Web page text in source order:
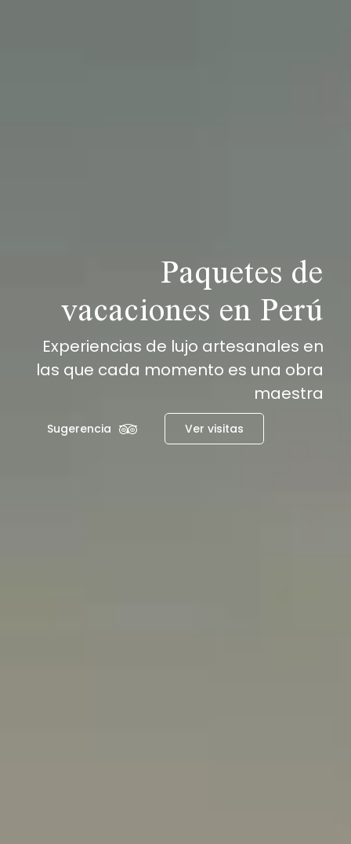
Paquetes de
vacaciones en Perú
Experiencias de lujo artesanales en
las que cada momento es una obra
maestra
Sugerencia Ver visitas